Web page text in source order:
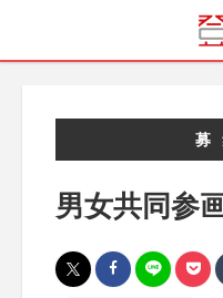
募
男女共同参